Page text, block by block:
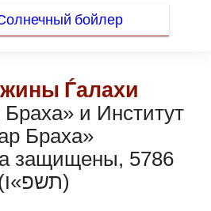
бойлер
Ѓалахи
и Институт
Браха»
защищены, 5786
(תשפ»ו)